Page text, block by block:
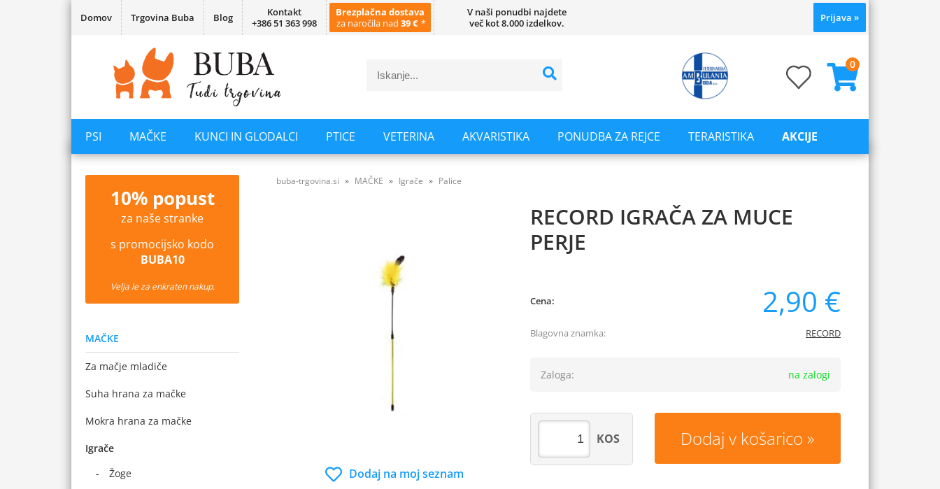
Domov Trgovina Buba Blog
Kontakt
+386 51 363 998
Brezplačna dostava
za naročila nad 39 € *
V naši ponudbi najdete
več kot 8.000 izdelkov.
Prijava »
0
PSI MAČKE KUNCI IN GLODALCI PTICE VETERINA AKVARISTIKA PONUDBA ZA REJCE TERARISTIKA AKCIJE
10% popust
za naše stranke
s promocijsko kodo
BUBA10
Velja le za enkraten nakup.
MAČKE
Za mačje mladiče
Suha hrana za mačke
Mokra hrana za mačke
Igrače
Žoge
buba-trgovina.si MAČKE Igrače Palice
RECORD IGRAČA ZA MUCE
PERJE
Dodaj na moj seznam
Cena: 2,90 €
Blagovna znamka: RECORD
Zaloga: na zalogi
Dodaj v košarico
KOS